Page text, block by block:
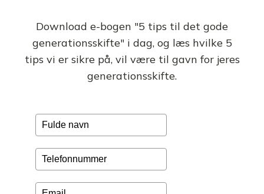
Download e-bogen "5 tips til det gode
generationsskifte" i dag, og læs hvilke 5
tips vi er sikre på, vil være til gavn for jeres
generationsskifte.